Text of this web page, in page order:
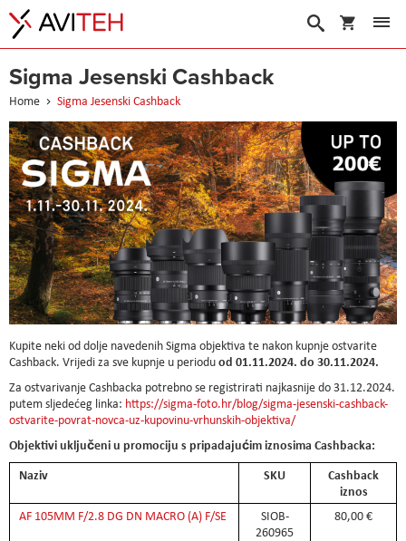
Suche
Sigma Jesenski Cashback
Home Sigma Jesenski Cashback
Kupite neki od dolje navedenih Sigma objektiva te nakon kupnje ostvarite
Cashback. Vrijedi za sve kupnje u perioduod 01.11.2024. do 30.11.2024.
Za ostvarivanje Cashbacka potrebno se registrirati najkasnije do 31.12.2024.
putem sljedećeg linka: https://sigma-foto.hr/blog/sigma-jesenski-cashback-
ostvarite-povrat-novca-uz-kupovinu-vrhunskih-objektiva/
Objektivi uključeni u promociju s pripadajućim iznosima Cashbacka:
Naziv
SKU
Cashback
iznos
AF 105MM F/2.8 DG DN MACRO (A) F/SE
SIOB-
260965
80,00 €